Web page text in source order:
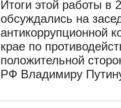
Итоги этой работы в
обсуждались на
антикоррупционной
крае по
положительной
РФ Владимиру